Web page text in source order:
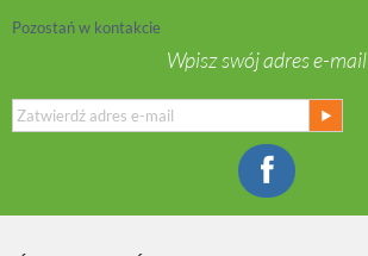
Pozostań w kontakcie
Wpisz swój adres e-mail